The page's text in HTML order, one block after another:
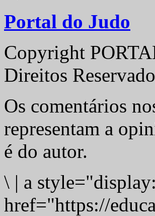
Portal do Judo
Copyright
Direitos
Os comentários
representam a
é do autor.
\ | a
href="https://